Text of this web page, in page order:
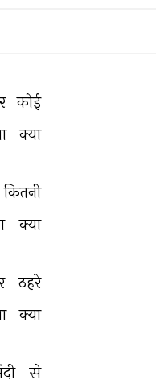
कोई
क्या
कितनी
क्या
ठहरे
क्या
से